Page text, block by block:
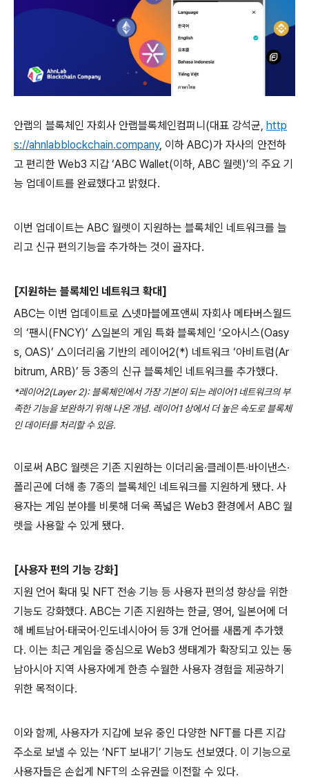
안랩의 블록체인 자회사 안랩블록체인컴퍼니 (대표 강석균, http
s://ahnlabblockchain.company, 이하 ABC)가 자사의 안전하
고 편리한 Web3 지갑 ‘ABC Wallet(이하, ABC 월렛)’의 주요 기
능 업데이트를 완료했다고 밝혔다.
이번 업데이트는 ABC 월렛이 지원하는 블록체인 네트워크를 늘
리고 신규 편의기능을 추가하는 것이 골자다.
[지원하는 블록체인 네트워크 확대 ]
ABC는 이번 업데이트로 △넷마블에프앤씨 자회사 메타버스월드
의 ‘팬시 (FNCY)’ △일본의 게임 특화 블록체인 ‘오아시스(Oasy
s, OAS)’ △이더리움 기반의 레이어2(*) 네트워크 ‘아비트럼(Ar
bitrum, ARB)’ 등 3종의 신규 블록체인 네트워크를 추가했다.
*레이어2(Layer 2):블록체인에서 가장 기본이 되는 레이어1네트워크의 부
족한 기능을 보완하기 위해 나온 개념. 레이어1상에서 더 높은 속도로 블록체
인 데이터를 처리할 수 있음.
이로써 ABC 월렛은 기존 지원하는 이더리움∙클레이튼∙바이낸스∙
폴리곤에 더해 총 7종의 블록체인 네트워크를 지원하게 됐다. 사
용자는 게임 분야를 비롯해 더욱 폭넓은 Web3 환경에서 ABC 월
렛을 사용할 수 있게 됐다.
[사용자 편의 기능 강화]
지원 언어 확대 및 NFT 전송 기능 등 사용자 편의성 향상을 위한
기능도 강화했다. ABC는 기존 지원하는 한글, 영어 , 일본어에 더
해 베트남어∙태국어∙인도네시아어 등 3개 언어를 새롭게 추가했
다. 이는 최근 게임을 중심으로 Web3 생태계가 확장되고 있는 동
남아시아 지역 사용자에게 한층 수월한 사용자 경험을 제공하기
위한 목적이다.
이와 함께 , 사용자가 지갑에 보유 중인 다양한 NFT를 다른 지갑
주소로 보낼 수 있는 ‘ NFT 보내기’ 기능도 선보였다. 이 기능으로
사용자들은 손쉽게
NFT의 소유권을 이전할 수 있다.